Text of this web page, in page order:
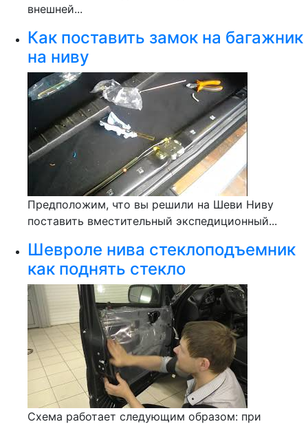
внешней...
Как поставить замок на багажник
на ниву
Предположим, что вы решили на Шеви Ниву
поставить вместительный экспедиционный...
Шевроле нива стеклоподъемник
как поднять стекло
Схема работает следующим образом: при